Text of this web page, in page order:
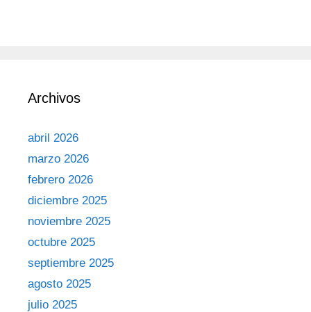
Archivos
abril 2026
marzo 2026
febrero 2026
diciembre 2025
noviembre 2025
octubre 2025
septiembre 2025
agosto 2025
julio 2025